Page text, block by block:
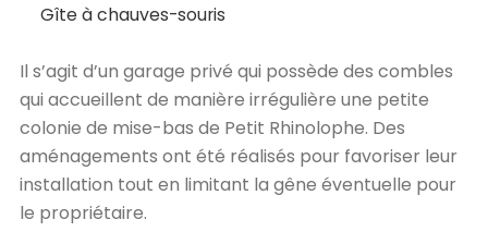
Gîte à chauves-souris
Il s’agit d’un garage privé qui possède des combles
qui accueillent de manière irrégulière une petite
colonie de mise-bas de Petit Rhinolophe. Des
aménagements ont été réalisés pour favoriser leur
installation tout en limitant la gêne éventuelle pour
le propriétaire.